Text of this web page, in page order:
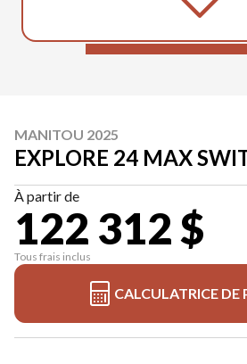
MANITOU 2025
EXPLORE 24 MAX
À partir de
122 312 $
Tous frais inclus
CALCULATRICE DE